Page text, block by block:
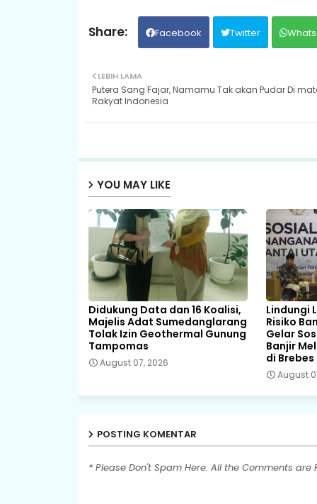
Facebook Twitter
LEBIH LAMA
Putera Sang Fajar, Namamu Tak akan Pudar Di
Rakyat Indonesia
YOU MAY LIKE
Didukung Data dan 16 Koalisi,
Majelis Adat Sumedanglarang
Tolak Izin Geothermal Gunung
Tampomas
August 07, 2026
Lindungi
Risiko
Gelar
Banjir
di Brebes
August
POSTING KOMENTAR
* Please Don't Spam Here. All the Comments are